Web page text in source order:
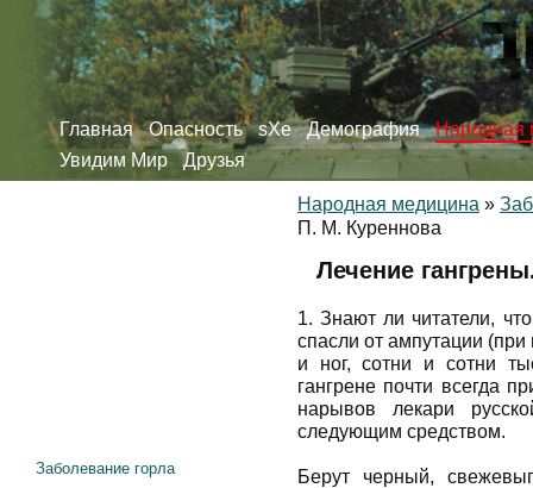
Главная Опасность sXe Демография
Народная
Увидим Мир
Друзья
Народная медицина »
П. М. Куреннова
Лечение
1. Знают ли читатели,
спасли от ампутации (при
и ног, сотни и сотни
гангрене почти всегда
нарывов лекари
следующим средством.
Берут черный,
Заболевание горла